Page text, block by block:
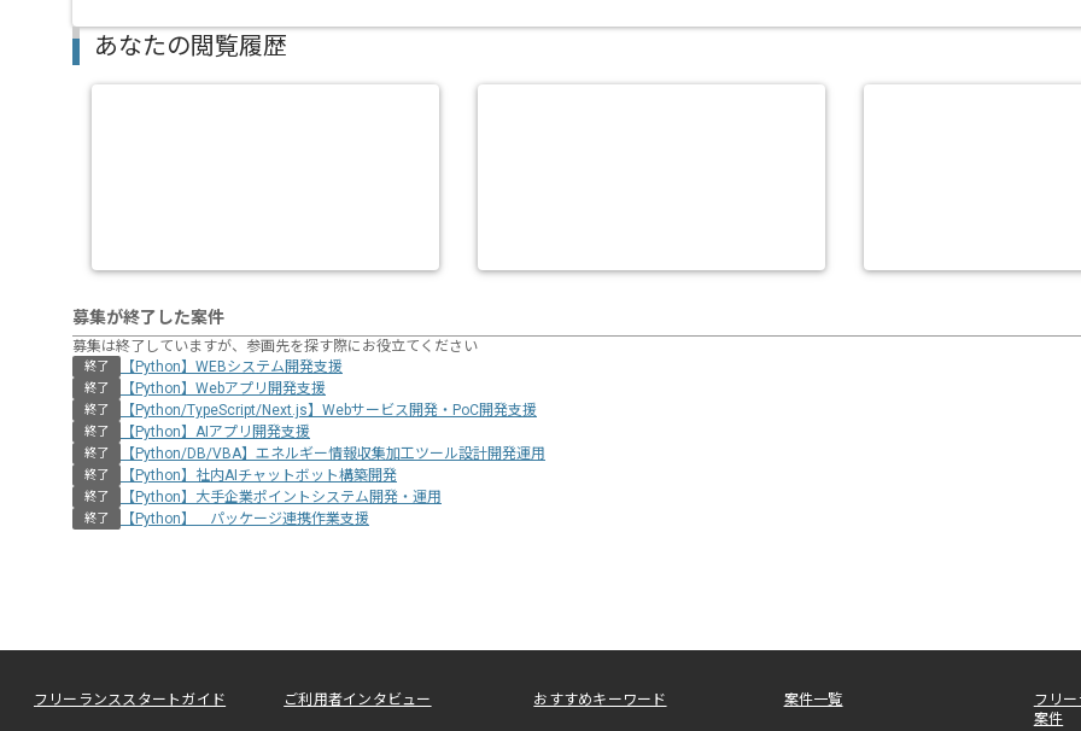
あなたの閲覧履歴
募集が終了した案件
募集は終了していますが、参画先を探す際にお役立てください
終了 【Python】WEBシステム開発支援
終了 【Python】Webアプリ開発支援
終了 【Python/TypeScript/Next.js】Webサービス開発・PoC開発支援
終了 【Python】AIアプリ開発支援
終了 【Python/DB/VBA】エネルギー情報収集加工ツール設計開発運用
終了 【Python】社内AIチャットボット構築開発
終了 【Python】大手企業ポイントシステム開発・運用
終了 【Python】 パッケージ連携作業支援
フリーランススタートガイド ご利用者インタビュー おすすめキーワード 案件一覧
フリ
案件